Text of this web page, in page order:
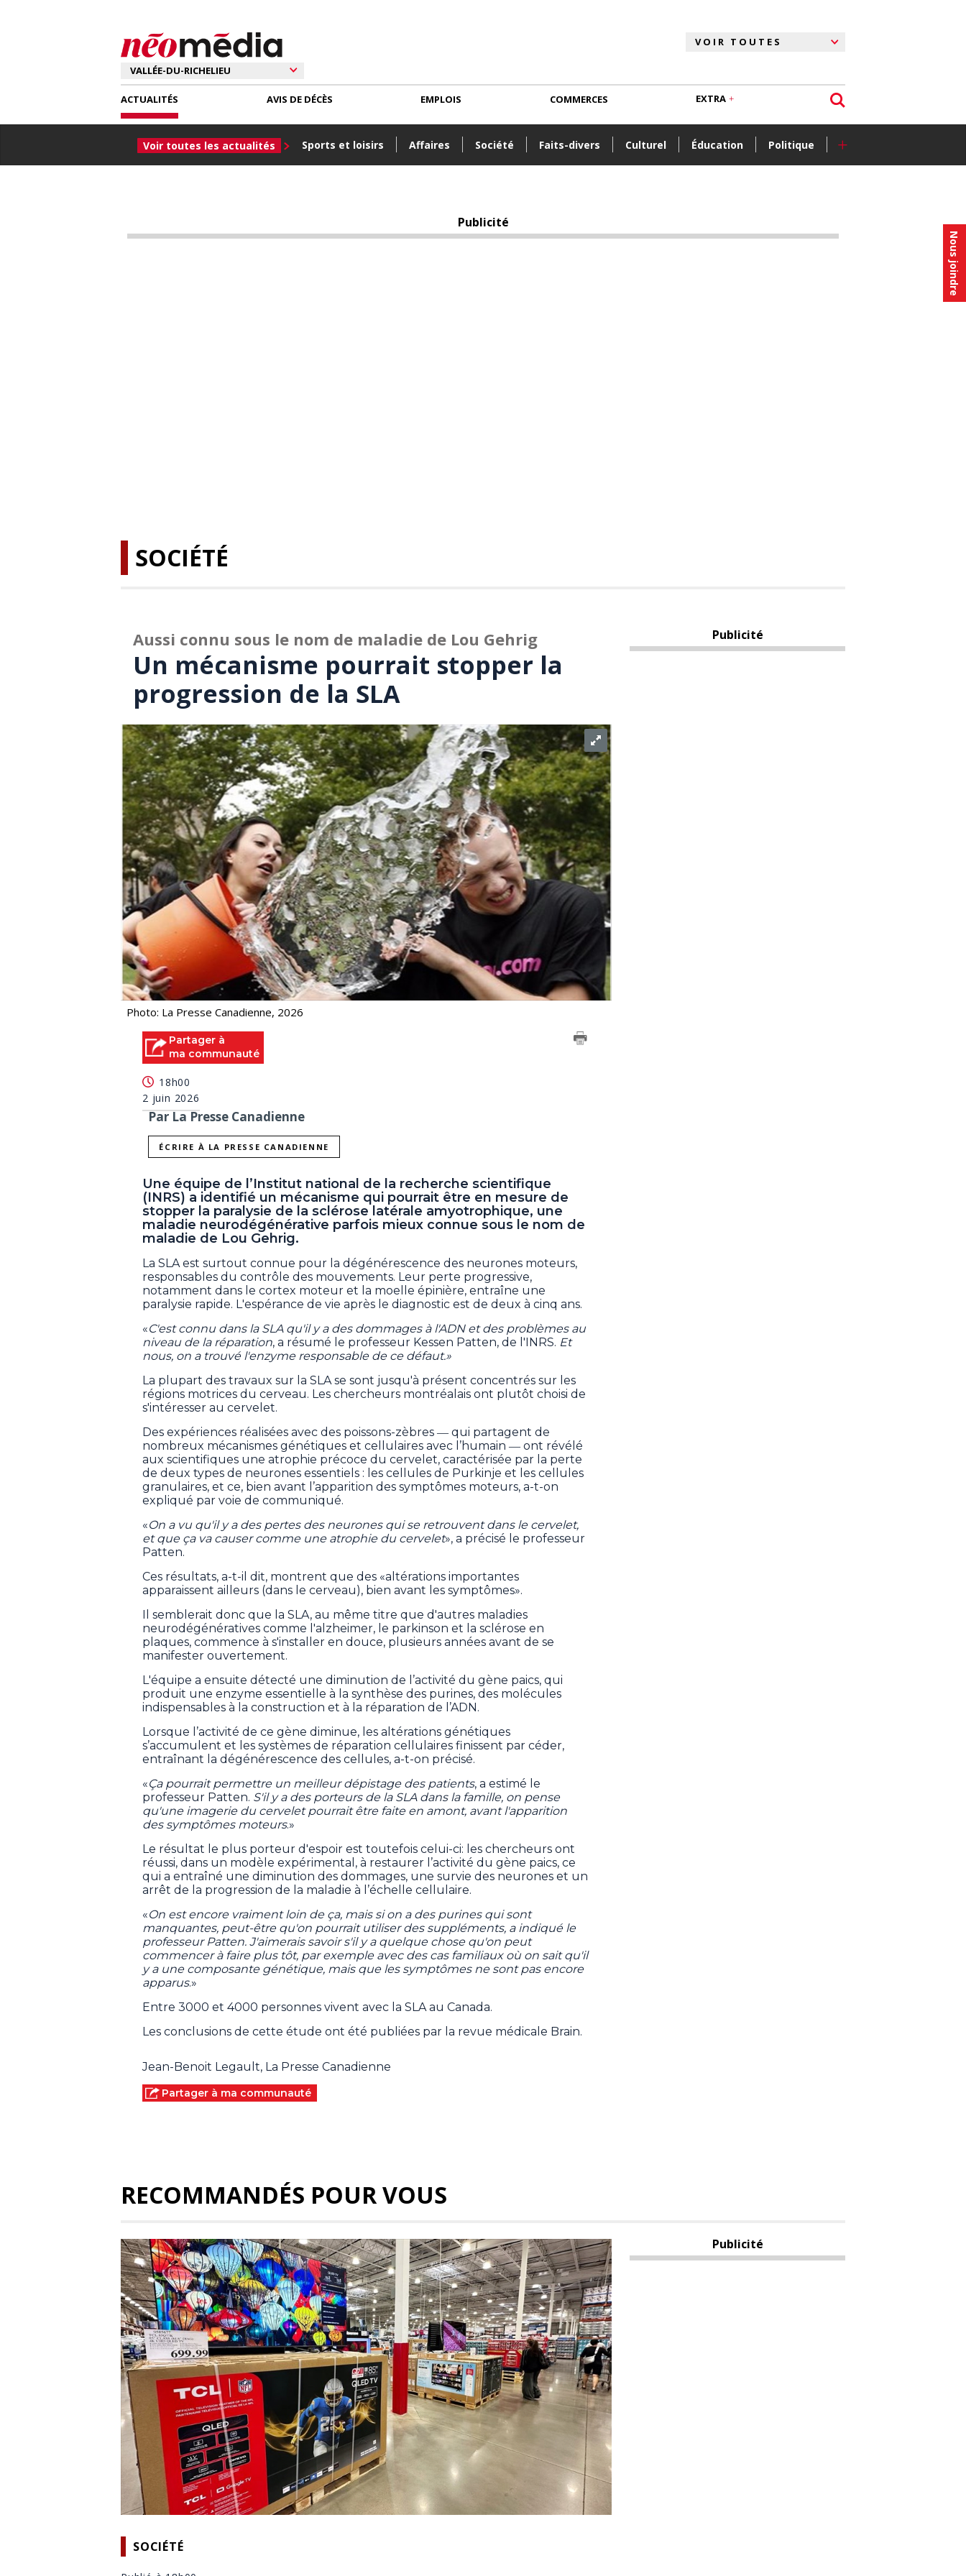
Nous joindre
ACTUALITÉS
Voir toutes les actualités Sports et loisirs Affaires Société Faits-divers Culturel Éducation Politique +
AVIS DE DÉCÈS EMPLOIS COMMERCES EXTRA
Publicité
SOCIÉTÉ
Aussi connu sous le nom de maladie de Lou Gehrig
Un mécanisme pourrait stopper la
progression de la SLA
Photo: La Presse Canadienne, 2026
Partager à
ma communauté
18h00
2 juin 2026
Par La Presse Canadienne
ÉCRIRE À LA PRESSE CANADIENNE
Une équipe de l’Institut national de la recherche scientifique
(INRS) a identifié un mécanisme qui pourrait être en mesure de
stopper la paralysie de la sclérose latérale amyotrophique, une
maladie neurodégénérative parfois mieux connue sous le nom de
maladie de Lou Gehrig.
La SLA est surtout connue pour la dégénérescence des neurones moteurs,
responsables du contrôle des mouvements. Leur perte progressive,
notamment dans le cortex moteur et la moelle épinière, entraîne une
paralysie rapide. L'espérance de vie après le diagnostic est de deux à cinq ans.
«C'est connu dans la SLA qu'il y a des dommages à l'ADN et des problèmes au
niveau de la réparation, a résumé le professeur Kessen Patten, de l'INRS. Et
nous, on a trouvé l'enzyme responsable de ce défaut.»
La plupart des travaux sur la SLA se sont jusqu'à présent concentrés sur les
régions motrices du cerveau. Les chercheurs montréalais ont plutôt choisi de
s'intéresser au cervelet.
Des expériences réalisées avec des poissons-zèbres ― qui partagent de
nombreux mécanismes génétiques et cellulaires avec l’humain ― ont révélé
aux scientifiques une atrophie précoce du cervelet, caractérisée par la perte
de deux types de neurones essentiels : les cellules de Purkinje et les cellules
granulaires, et ce, bien avant l’apparition des symptômes moteurs, a-t-on
expliqué par voie de communiqué.
«On a vu qu'il y a des pertes des neurones qui se retrouvent dans le cervelet,
et que ça va causer comme une atrophie du cervelet», a précisé le professeur
Patten.
Ces résultats, a-t-il dit, montrent que des «altérations importantes
apparaissent ailleurs (dans le cerveau), bien avant les symptômes».
Il semblerait donc que la SLA, au même titre que d'autres maladies
neurodégénératives comme l'alzheimer, le parkinson et la sclérose en
plaques, commence à s'installer en douce, plusieurs années avant de se
manifester ouvertement.
L'équipe a ensuite détecté une diminution de l’activité du gène paics, qui
produit une enzyme essentielle à la synthèse des purines, des molécules
indispensables à la construction et à la réparation de l’ADN.
Lorsque l’activité de ce gène diminue, les altérations génétiques
s’accumulent et les systèmes de réparation cellulaires finissent par céder,
entraînant la dégénérescence des cellules, a-t-on précisé.
«Ça pourrait permettre un meilleur dépistage des patients, a estimé le
professeur Patten. S'il y a des porteurs de la SLA dans la famille, on pense
qu'une imagerie du cervelet pourrait être faite en amont, avant l'apparition
des symptômes moteurs.»
Le résultat le plus porteur d'espoir est toutefois celui-ci: les chercheurs ont
réussi, dans un modèle expérimental, à restaurer l’activité du gène paics, ce
qui a entraîné une diminution des dommages, une survie des neurones et un
arrêt de la progression de la maladie à l’échelle cellulaire.
«On est encore vraiment loin de ça, mais si on a des purines qui sont
manquantes, peut-être qu'on pourrait utiliser des suppléments, a indiqué le
professeur Patten. J'aimerais savoir s'il y a quelque chose qu'on peut
commencer à faire plus tôt, par exemple avec des cas familiaux où on sait qu'il
y a une composante génétique, mais que les symptômes ne sont pas encore
apparus.»
Entre 3000 et 4000 personnes vivent avec la SLA au Canada.
Les conclusions de cette étude ont été publiées par la revue médicale Brain.
Jean-Benoit Legault, La Presse Canadienne
Partager à ma communauté
Publicité
RECOMMANDÉS POUR VOUS
SOCIÉTÉ
Publicité